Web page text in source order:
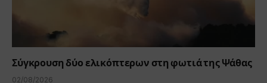
Σύγκρουση δύο ελικόπτερων στη φωτιά της Ψάθας
02/08/2026